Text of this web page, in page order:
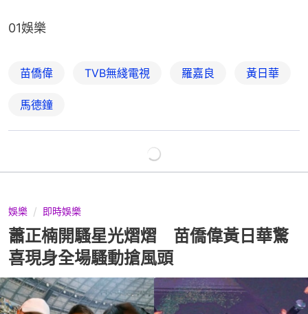
01娛樂
苗僑偉 TVB無綫電視 羅嘉良 黃日華
馬德鐘
娛樂 即時娛樂
蕭正楠開騷星光熠熠 苗僑偉黃日華驚
喜現身全場騷動搶風頭